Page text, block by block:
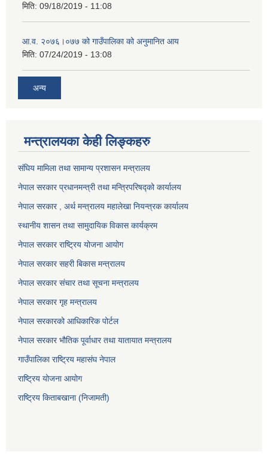
मिति: 09/18/2019 - 11:08
आ.व. २०७६।०७७ को गाउँपालिका को अनुमानित आय
मिति: 07/24/2019 - 13:08
अन्य
मन्त्रालयका केही लिङ्कहरु
संघिय मामिला तथा सामान्य प्रशासन मन्त्रालय
नेपाल सरकार प्रधानमन्त्री तथा मन्त्रिपरिषद्को कार्यालय
नेपाल सरकार , अर्थ मन्त्रालय महालेखा नियन्त्रक कार्यालय
स्थानीय शासन तथा सामुदायिक विकास कार्यक्रम
नेपाल सरकार राष्ट्रिय योजना आयोग
नेपाल सरकार सहरी बिकास मन्त्रालय
नेपाल सरकार संचार तथा सूचना मन्त्रालय
नेपाल सरकार गृह मन्त्रालय
नेपाल सरकारको आधिकारिक पोर्टल
नेपाल सरकार भौतिक पूर्वाधार तथा यातायात मन्त्रालय
गाउँपालिका राष्ट्रिय महासंघ नेपाल
राष्ट्रिय योजना आयोग
राष्ट्रिय किताबखाना (निजामती)